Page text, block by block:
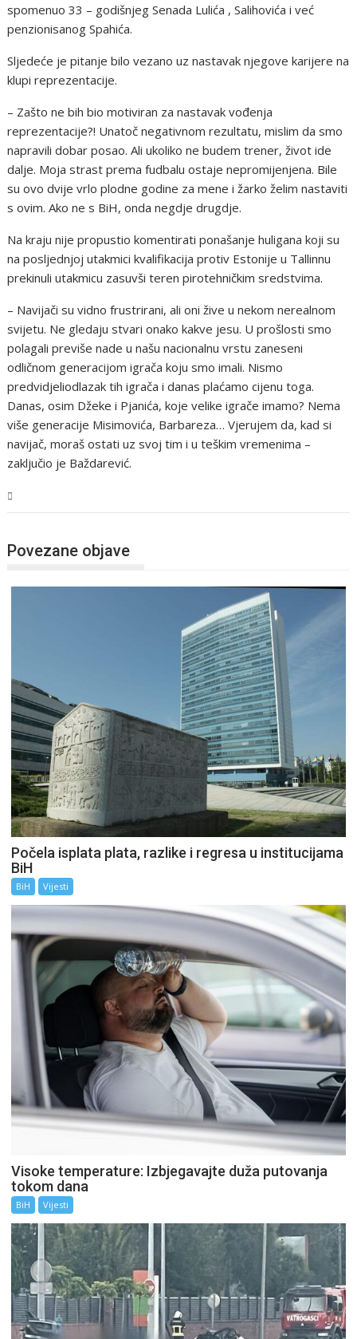
spomenuo 33 – godišnjeg Senada Lulića , Salihovića i već
penzionisanog Spahića.
Sljedeće je pitanje bilo vezano uz nastavak njegove karijere na
klupi reprezentacije.
– Zašto ne bih bio motiviran za nastavak vođenja
reprezentacije?! Unatoč negativnom rezultatu, mislim da smo
napravili dobar posao. Ali ukoliko ne budem trener, život ide
dalje. Moja strast prema fudbalu ostaje nepromijenjena. Bile
su ovo dvije vrlo plodne godine za mene i žarko želim nastaviti
s ovim. Ako ne s BiH, onda negdje drugdje.
Na kraju nije propustio komentirati ponašanje huligana koji su
na posljednjoj utakmici kvalifikacija protiv Estonije u Tallinnu
prekinuli utakmicu zasuvši teren pirotehničkim sredstvima.
– Navijači su vidno frustrirani, ali oni žive u nekom nerealnom
svijetu. Ne gledaju stvari onako kakve jesu. U prošlosti smo
polagali previše nade u našu nacionalnu vrstu zaneseni
odličnom generacijom igrača koju smo imali. Nismo
predvidjeliodlazak tih igrača i danas plaćamo cijenu toga.
Danas, osim Džeke i Pjanića, koje velike igrače imamo? Nema
više generacije Misimovića, Barbareza… Vjerujem da, kad si
navijač, moraš ostati uz svoj tim i u teškim vremenima –
zaključio je Baždarević.
Povezane objave
Počela isplata plata, razlike i regresa u institucijama
BiH
BiH Vijesti
Visoke temperature: Izbjegavajte duža putovanja
tokom dana
BiH Vijesti